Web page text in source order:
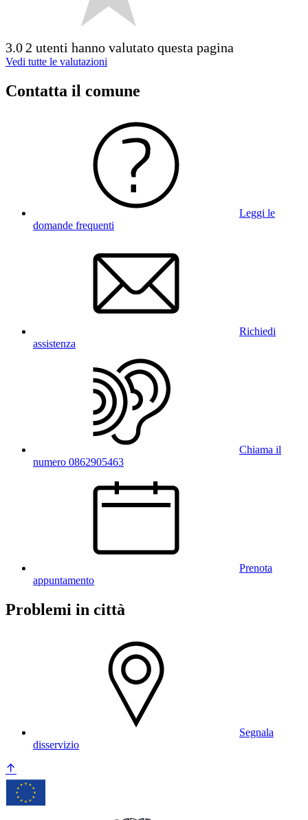
3.0 2 utenti hanno valutato questa pagina
Vedi tutte le valutazioni
Contatta il comune
Leggi le
domande frequenti
Richiedi
assistenza
Chiama il
numero 0862905463
Prenota
appuntamento
Problemi in città
Segnala
disservizio